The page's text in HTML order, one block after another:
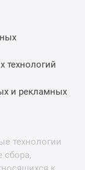
технологий
и рекламных
технологии
сбора,